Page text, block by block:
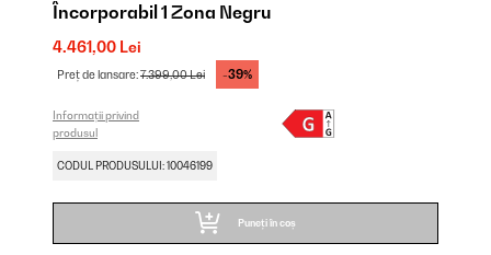
Încorporabil 1 Zona Negru
4.461,00 Lei
Preț de lansare:7.399,00 Lei -39%
Informații privind
produsul
CODUL PRODUSULUI: 10046199
Puneți în coș